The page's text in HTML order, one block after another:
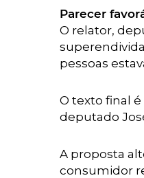
Parecer
O relator,
pessoas
O texto final é
deputado
A proposta
consumidor